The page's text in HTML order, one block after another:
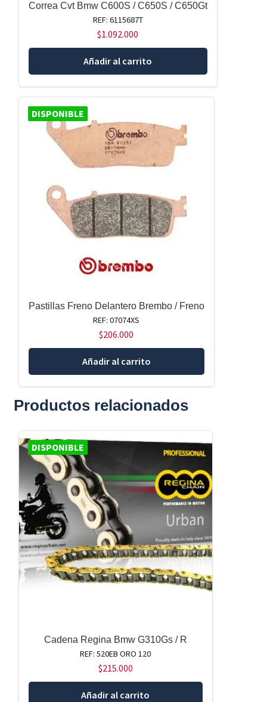
Correa Cvt Bmw C600S / C650S / C650Gt
REF: 6115687T
$1.092.000
Añadir al carrito
DISPONIBLE
Pastillas Freno Delantero Brembo / Freno
REF: 07074XS
$206.000
Añadir al carrito
Productos relacionados
DISPONIBLE
Cadena Regina Bmw G310Gs / R
REF: 520EB ORO 120
$215.000
Añadir al carrito